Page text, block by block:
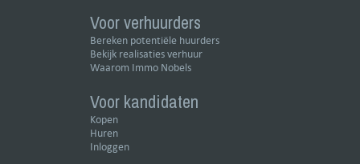
Voor verhuurders
Bereken potentiële huurders
Bekijk realisaties verhuur
Waarom Immo Nobels
Voor kandidaten
Kopen
Huren
Inloggen